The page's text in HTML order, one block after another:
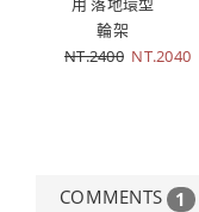
輪架
NT.2400 NT.2040
COMMENTS 1